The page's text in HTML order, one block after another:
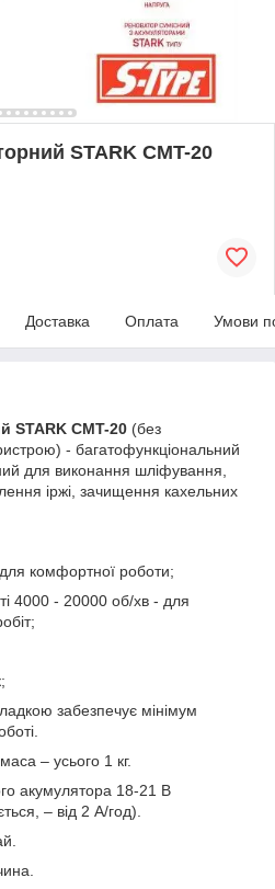
STARK CMT-20
Доставка Оплата Умови
STARK CMT-20 (без
- багатофункціональний
для виконання шліфування,
іржі, зачищення кахельних
комфортної роботи;
4000 - 20000 об/хв - для
забезпечує мінімум
– усього 1 кг.
акумулятора 18-21 В
– від 2 А/год).